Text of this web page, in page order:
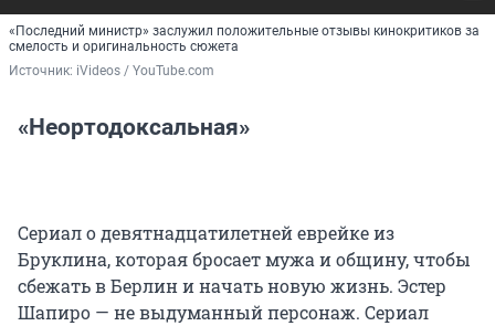
«Последний министр» заслужил положительные отзывы кинокритиков за
смелость и оригинальность сюжета
Источник: iVideos / YouTube.com
«Неортодоксальная»
Сериал о девятнадцатилетней еврейке из
Бруклина, которая бросает мужа и общину, чтобы
сбежать в Берлин и начать новую жизнь. Эстер
Шапиро — не выдуманный персонаж. Сериал